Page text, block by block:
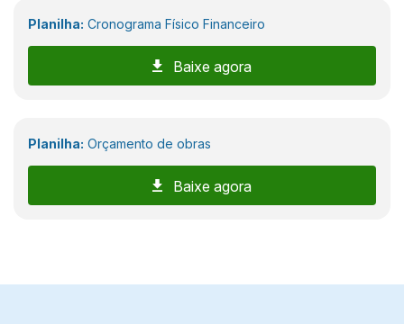
Planilha: Cronograma Físico Financeiro
Baixe agora
Planilha: Orçamento de obras
Baixe agora